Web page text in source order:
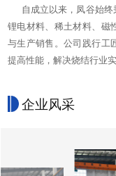
自成立以来，凤谷始
锂电材料、稀土材料、磁
与生产销售。公司践行工
提高性能，解决烧结行业
企业风采